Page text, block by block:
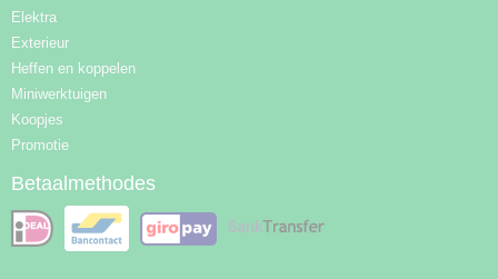
Elektra
Exterieur
Heffen en koppelen
Miniwerktuigen
Koopjes
Promotie
Betaalmethodes